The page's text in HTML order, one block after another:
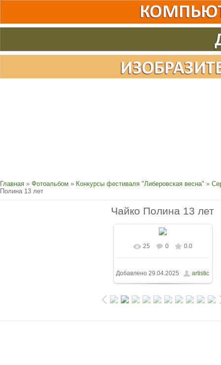
Главная » Фотоальбом » Конкурсы фестиваля "Либеровская весна" »
Полина 13 лет
Чайко Полина 13 лет
25 0 0.0
Добавлено 29.04.2025 artistic